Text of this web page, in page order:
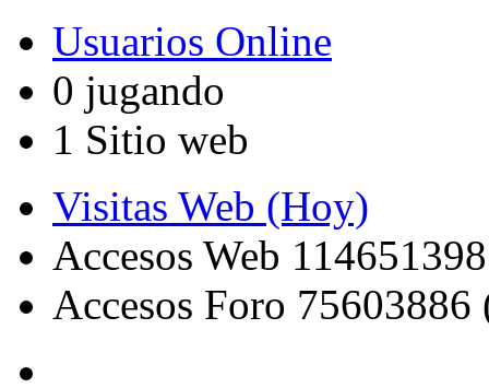
Usuarios Online
0 jugando
1 Sitio web
Visitas Web (Hoy)
Accesos Web
Accesos Foro 75603886